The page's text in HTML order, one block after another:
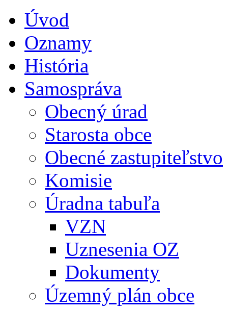
Úvod
Oznamy
História
Samospráva
Obecný úrad
Starosta obce
Obecné zastupiteľstvo
Komisie
Úradna tabuľa
VZN
Uznesenia OZ
Dokumenty
Územný plán obce